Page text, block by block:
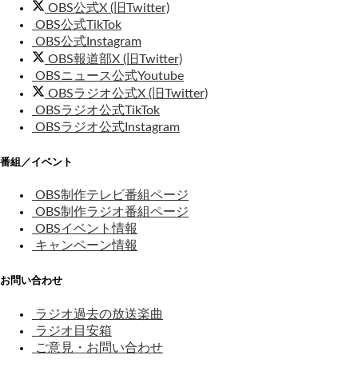
OBS公式X (旧Twitter)
OBS公式TikTok
OBS公式Instagram
OBS報道部X (旧Twitter)
OBSニュース公式Youtube
OBSラジオ公式X (旧Twitter)
OBSラジオ公式TikTok
OBSラジオ公式Instagram
番組／イベント
OBS制作テレビ番組ページ
OBS制作ラジオ番組ページ
OBSイベント情報
キャンペーン情報
お問い合わせ
ラジオ過去の放送楽曲
ラジオ目安箱
ご意見・お問い合わせ